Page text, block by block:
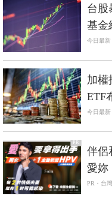
台股
基金
到市
今日最新
加權
ETF
今日最新
PR
伴侶
愛妳
PR・台